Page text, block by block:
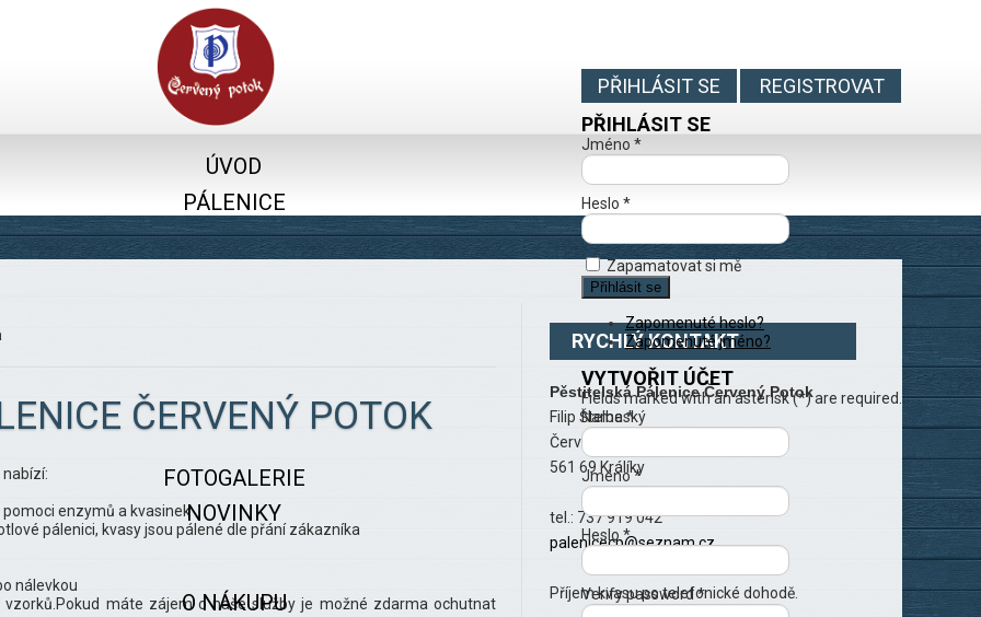
PŘIHLÁSIT SE
REGISTROVAT
PŘIHLÁSIT SE
Jméno *
Heslo *
Zapamatovat si mě
Zapomenuté heslo?
Zapomenuté jméno?
VYTVOŘIT ÚČET
Fields marked with an asterisk (*) are required.
Name *
Jméno *
Heslo *
Verify password *
ÚVOD
PÁLENICE
FOTOGALERIE
NOVINKY
O NÁKUPU
ČERVENÝ POTOK
enzymů a kvasinek
pálenici, kvasy jsou pálené dle přání zákazníka
nálevkou
máte zájem o naše služby je možné zdarma ochutnat
RYCHLÝ KONTAKT
Pěstitelská Pálenice Červený Potok
Filip Štelbaský
Červený Potok 83
561 69 Králíky
tel.: 737 919 042
palenicecp@seznam.cz
Příjem kvasu po telefonické dohodě.